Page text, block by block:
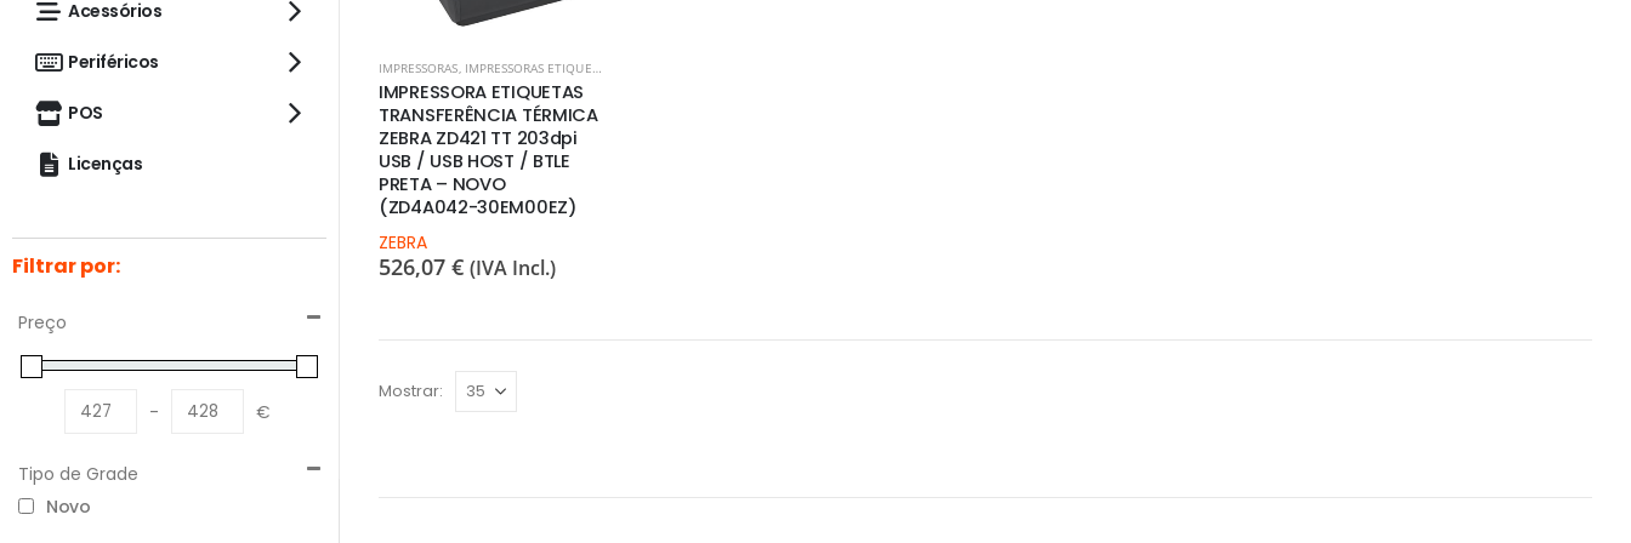
IMPRESSORAS, IMPRESSORAS ETIQUETAS
IMPRESSORA ETIQUETAS
TRANSFERÊNCIA TÉRMICA
ZEBRA ZD421 TT 203dpi
USB / USB HOST / BTLE
PRETA – NOVO
(ZD4A042-30EM00EZ)
ZEBRA
526,07 € (IVA Incl.)
Mostrar:
Acessórios
Periféricos
POS
Licenças
Filtrar por:
Preço
Minimum Price
-
Maximum Price
€
Tipo de Grade
Novo